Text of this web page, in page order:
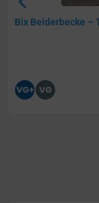
Bix Beiderbecke –